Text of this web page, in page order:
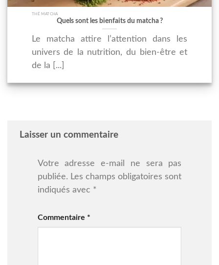
THÉ MATCHA
Quels sont les bienfaits du matcha ?
Le matcha attire l’attention dans les
univers de la nutrition, du bien-être et
de la [...]
Laisser un commentaire
Votre adresse e-mail ne sera pas
publiée. Les champs obligatoires sont
indiqués avec *
Commentaire *